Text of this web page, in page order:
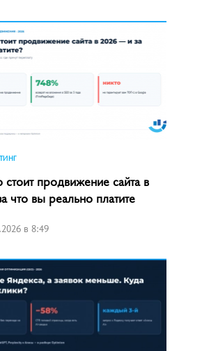
стоит продвижение сайта в
что вы реально платите
в 8:49